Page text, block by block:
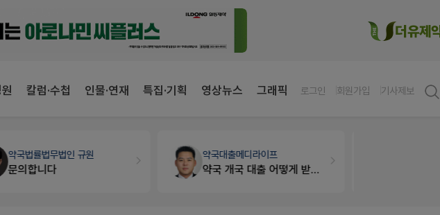
칼럼·수첩 인물·연재 특집·기획 영상뉴스 그래픽 로그인 회원가입 기사제보
약국법률법무법인 규원
문의합니다
약국대출메디라이프
약국 개국 대출 어떻게 받아야할지 어렵습니다